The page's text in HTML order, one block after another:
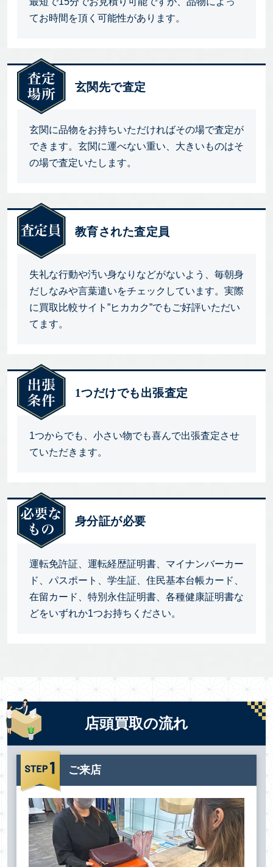
てお時間を頂く可能性があります。
玄関先で査定
玄関に品物をお持ちいただければその場で査定が
できます。玄関に運べない重い、大きいものはそ
の場で査定いたします。
教育された査定員
失礼な行動や汚い身なりなどがないよう、毎朝身
だしなみや言葉遣いをチェックしています。実際
に買取比較サイト”ヒカカク”でもご好評いただい
てます。
1つだけでも出張査定
1つからでも、小さい物でも喜んで出張査定させ
ていただきます。
身分証が必要
運転免許証、運転経歴証明書、マイナンバーカー
ド、パスポート、学生証、住民基本台帳カード、
在留カード、特別永住証明書、各種健康証明書な
どをいずれか1つお持ちください。
店頭買取の流れ
ご来店